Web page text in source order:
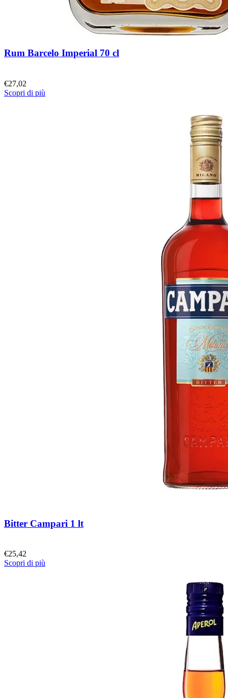
Rum Barcelo Imperial 70 cl
€27,02
Scopri di più
Bitter Campari 1 lt
€25,42
Scopri di più